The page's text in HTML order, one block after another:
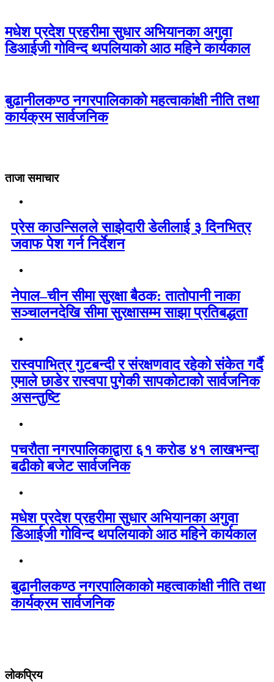
मधेश प्रदेश प्रहरीमा सुधार अभियानका अगुवा
डिआईजी गोविन्द थपलियाको आठ महिने कार्यकाल
बुढानीलकण्ठ नगरपालिकाको महत्वाकांक्षी नीति तथा
कार्यक्रम सार्वजनिक
ताजा समाचार
प्रेस काउन्सिलले साझेदारी डेलीलाई ३ दिनभित्र
जवाफ पेश गर्न निर्देशन
नेपाल–चीन सीमा सुरक्षा बैठक: तातोपानी नाका
सञ्चालनदेखि सीमा सुरक्षासम्म साझा प्रतिबद्धता
रास्वपाभित्र गुटबन्दी र संरक्षणवाद रहेको संकेत गर्दै
एमाले छाडेर रास्वपा पुगेकी सापकोटाको सार्वजनिक
असन्तुष्टि
पचरौता नगरपालिकाद्वारा ६१ करोड ४१ लाखभन्दा
बढीको बजेट सार्वजनिक
मधेश प्रदेश प्रहरीमा सुधार अभियानका अगुवा
डिआईजी गोविन्द थपलियाको आठ महिने कार्यकाल
बुढानीलकण्ठ नगरपालिकाको महत्वाकांक्षी नीति तथा
कार्यक्रम सार्वजनिक
लोकप्रिय